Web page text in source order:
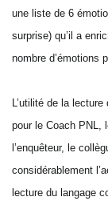
une liste de 6
surprise) qu’il a
nombre d’émotions
L’utilité de la
pour le Coach PNL,
l’enquêteur, le
considérablement
lecture du langage